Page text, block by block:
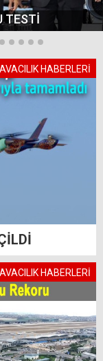
TESTİ
HABERLERİ
HABERLERİ